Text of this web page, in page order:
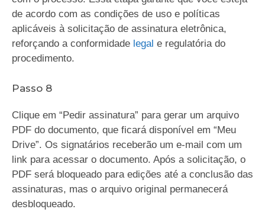
de acordo com as condições de uso e políticas
aplicáveis à solicitação de assinatura eletrônica,
reforçando a conformidade legal e regulatória do
procedimento.
Passo 8
Clique em “Pedir assinatura” para gerar um arquivo
PDF do documento, que ficará disponível em “Meu
Drive”. Os signatários receberão um e-mail com um
link para acessar o documento. Após a solicitação, o
PDF será bloqueado para edições até a conclusão das
assinaturas, mas o arquivo original permanecerá
desbloqueado.